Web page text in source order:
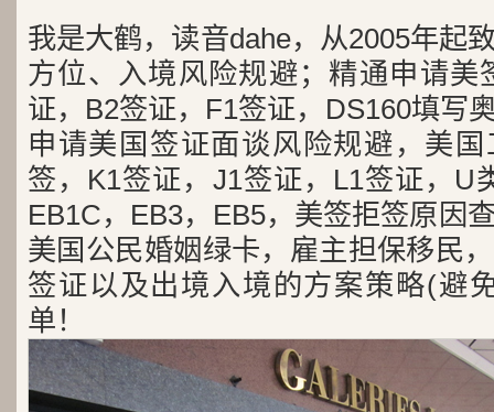
我是大鹤，读音dahe，从2005年起
方位、入境风险规避；精通申请美
证，B2签证，F1签证，DS160填写
申请美国签证面谈风险规避，美
签，K1签证，J1签证，L1签证，U
EB1C，EB3，EB5，美签拒签原因
美国公民婚姻绿卡，雇主担保移民
签证以及出境入境的方案策略(避
单！